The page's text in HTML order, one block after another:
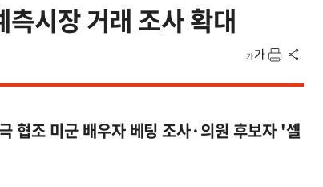
시장 거래 조사 확대
협조 미군 배우자 베팅 조사·의원 후보자 '셀